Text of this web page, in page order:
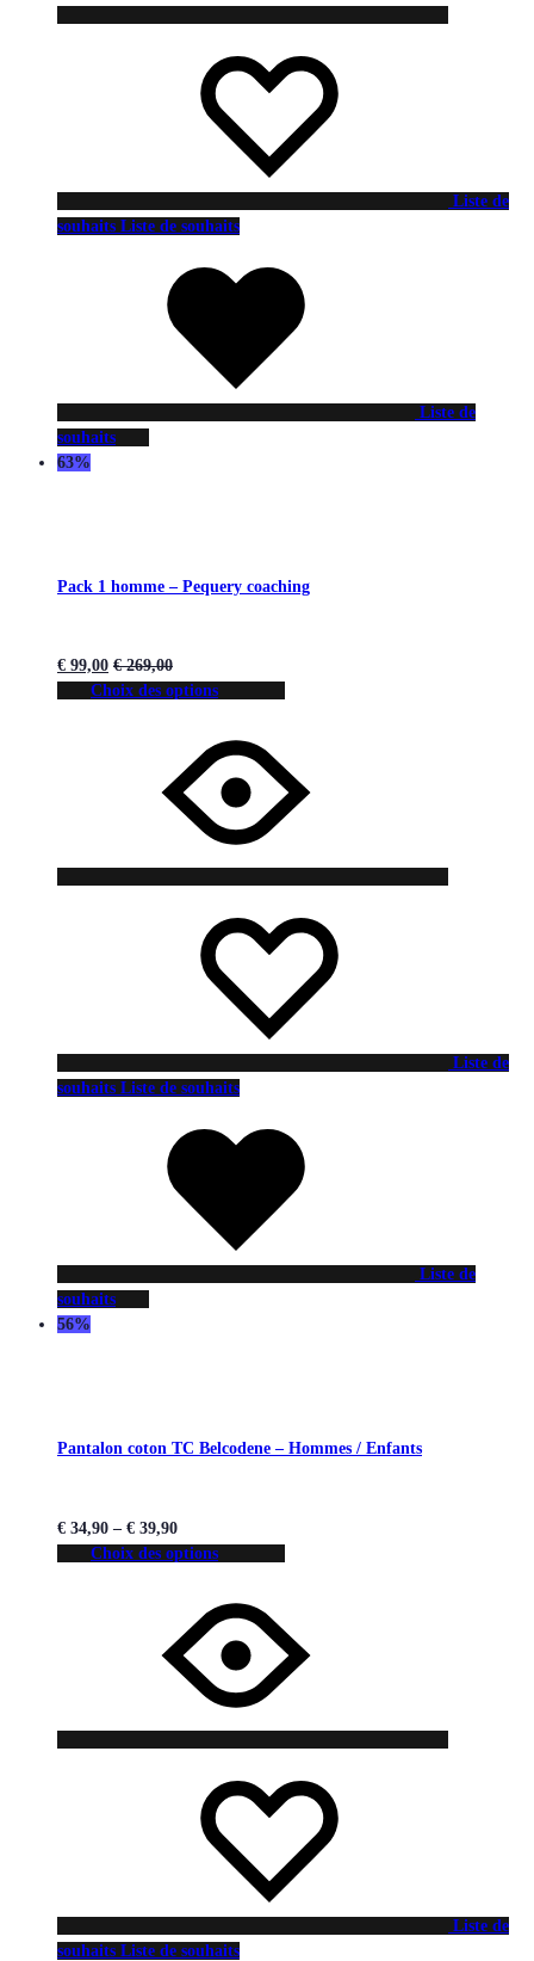
Liste de
souhaits Liste de souhaits
Liste de
souhaits
63%
Pack 1 homme – Pequery coaching
€ 99,00 €269,00
Choix des options
Liste de
souhaits Liste de souhaits
Liste de
souhaits
56%
Pantalon coton TC Belcodene – Hommes / Enfants
€ 34,90 – € 39,90
Choix des options
Liste de
souhaits Liste de souhaits